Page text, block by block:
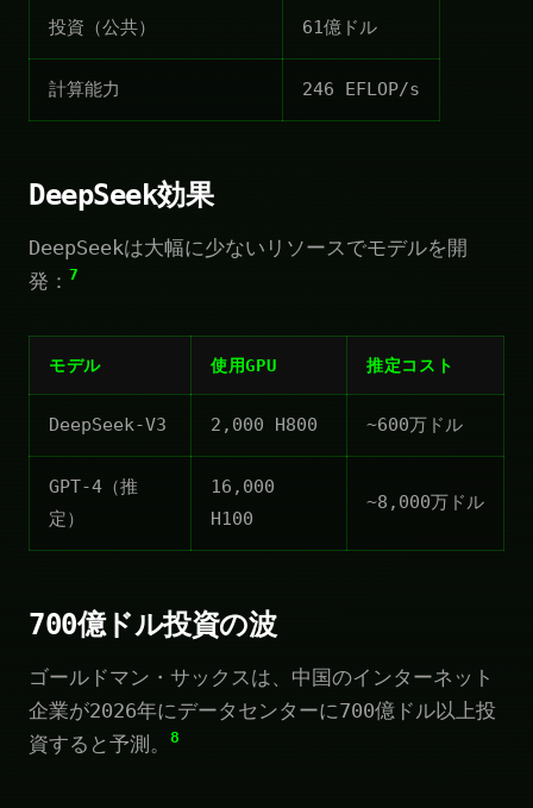
投資（公共） 61億ドル
計算能力 246 EFLOP/s
DeepSeek効果
DeepSeekは大幅に少ないリソースでモデルを開
発： 7
モデル 使用GPU 推定コスト
DeepSeek-V3 2,000 H800 ~600万ドル
GPT-4（推
定）
16,000
H100
~8,000万ドル
700億ドル投資の波
ゴールドマン・サックスは、中国のインターネット
企業が2026年にデータセンターに700億ドル以上投
資すると予測。
8